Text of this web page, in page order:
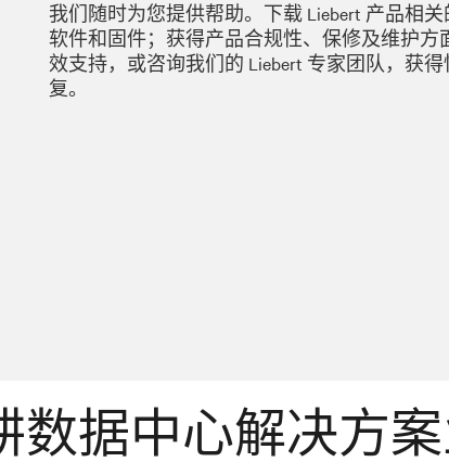
我们随时为您提供帮助。下载 Liebert 产品相
软件和固件；获得产品合规性、保修及维护方
效支持，或咨询我们的 Liebert 专家团队，获得
复。
数据中心解决方